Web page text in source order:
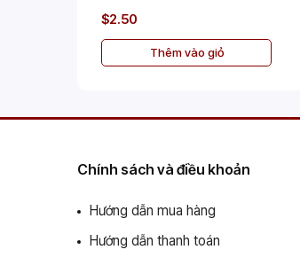
$2.50
Thêm vào giỏ
Chính sách và điều khoản
Hướng dẫn mua hàng
Hướng dẫn thanh toán